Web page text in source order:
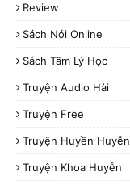
Review
Sách Nói Online
Sách Tâm Lý Học
Truyện Audio Hài
Truyện Free
Truyện Huyền Huyễn
Truyện Khoa Huyễn